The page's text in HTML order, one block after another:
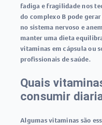
fadiga e fragilidade nos
do complexo B pode
no sistema nervoso e
manter uma dieta
vitaminas em cápsulaou
profissionais de saúde.
Quais
consumir
Algumas vitaminas são